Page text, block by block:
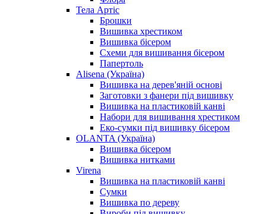
Тела Артіс
Брошки
Вишивка хрестиком
Вишивка бісером
Схеми для вишивання бісером
Папертоль
Alisena (Україна)
Вишивка на дерев'яній основі
Заготовки з фанери під вишивку
Вишивка на пластиковій канві
Набори для вишивання хрестиком
Еко-сумки під вишивку бісером
OLANTA (Україна)
Вишивка бісером
Вишивка нитками
Virena
Вишивка на пластиковій канві
Сумки
Вишивка по дереву